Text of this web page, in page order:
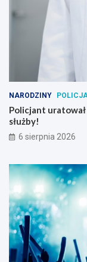
NARODZINY
Policjant
służby!
6 sierpnia 2026